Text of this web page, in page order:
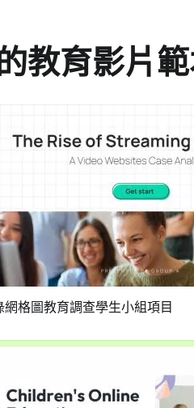
教育影片
預覽 AI剪同款
網格圖教育調查學生小組項目